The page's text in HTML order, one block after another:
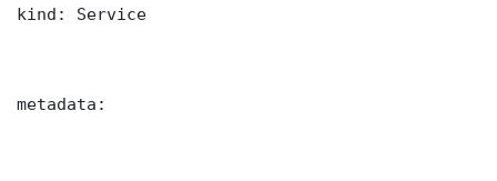
kind: Service
metadata: